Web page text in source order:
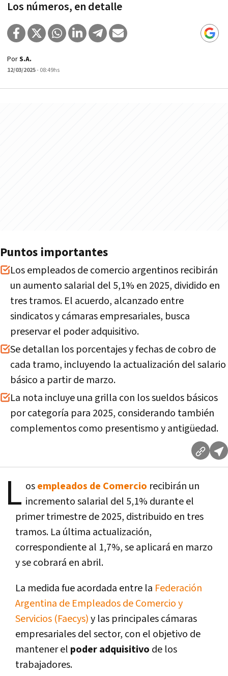
Los números, en detalle
PorS.A.
12/03/2025- 08:49hs
Puntos importantes
Los empleados de comercio argentinos recibirán
un aumento salarial del 5,1% en 2025, dividido en
tres tramos. El acuerdo, alcanzado entre
sindicatos y cámaras empresariales, busca
preservar el poder adquisitivo.
Se detallan los porcentajes y fechas de cobro de
cada tramo, incluyendo la actualización del salario
básico a partir de marzo.
La nota incluye una grilla con los sueldos básicos
por categoría para 2025, considerando también
complementos como presentismo y antigüedad.
L osempleados de Comercio recibirán un
incremento salarial del 5,1% durante el
primer trimestre de 2025, distribuido en tres
tramos. La última actualización,
correspondiente al 1,7%, se aplicará en marzo
y se cobrará en abril.
La medida fue acordada entre la Federación
Argentina de Empleados de Comercio y
Servicios (Faecys)y las principales cámaras
empresariales del sector, con el objetivo de
mantener el poder adquisitivo de los
trabajadores.